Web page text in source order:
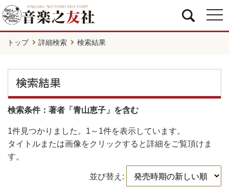
トップ 詳細検索 検索結果
検索結果
検索条件：著者「青山恵子」を含む
1件見つかりました。 1～1件を表示しています。
タイトルまたは画像をクリックすると詳細をご覧頂けま
す。
並び替え: